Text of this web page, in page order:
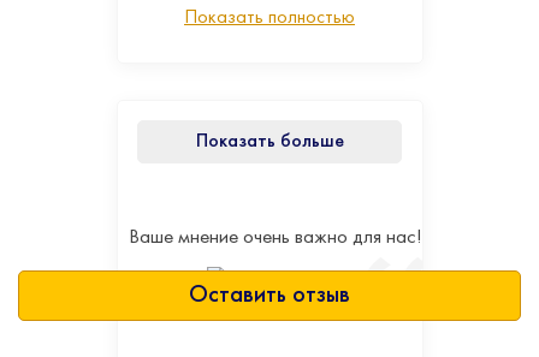
Показать больше
Показать полностью
Ваше мнение очень важно для нас!
Оставить отзыв